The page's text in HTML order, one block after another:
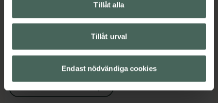
Tillåt alla
Tillåt urval
Endast nödvändiga cookies
Upptäck flera produkter inom
Amning och matning
Amnings-bh
Barn och föräldrar